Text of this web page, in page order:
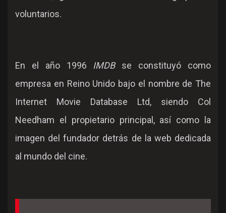
voluntarios.
En el año 1996 IMDBse constituyó como
empresa en Reino Unido bajo el nombre de The
Internet Movie Database Ltd, siendo Col
Needham el propietario principal, así como la
imagen del fundador detrás de la web dedicada
al mundo del cine.